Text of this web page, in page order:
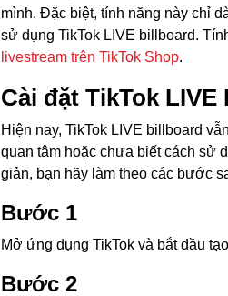
mình. Đặc biệt, tính năng này chỉ
sử dụng TikTok LIVE billboard.
livestream trên TikTok Shop.
Cài đặt TikTok
Hiện nay, TikTok LIVE billboard
quan tâm hoặc chưa biết cách sử
giản, bạn hãy làm theo các bước
Bước 1
Mở ứng dụng TikTok và bắt đầu
Bước 2